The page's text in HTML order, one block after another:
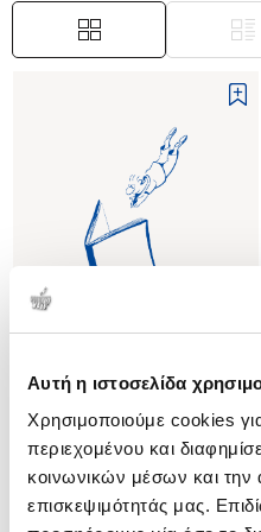
Αυτή η ιστοσελίδα
Χρησιμοποιούμε cookies
περιεχομένου και
κοινωνικών μέσων και την
επισκεψιμότητάς μας.
(0)
ΠΟΡΤΡΑΙΤΑ ΔΡΟΜΟΥ -
ΦΩΤΟΓΡΑΦΙΕΣ
ΡΟΖΑΚΗ ΓΚΛΟΡΥ
Κωδ. Πολιτείας:4465-0022